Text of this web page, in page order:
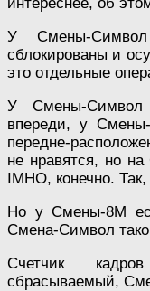
У Смены-
сблокированы и
это отдельные
У Смены-Символ
впереди, у
передне-
не нравятся, но
IMHO, конечно. Так,
Но у Смены-8М
Смена-Символ
Счетчик
сбрасываемый,